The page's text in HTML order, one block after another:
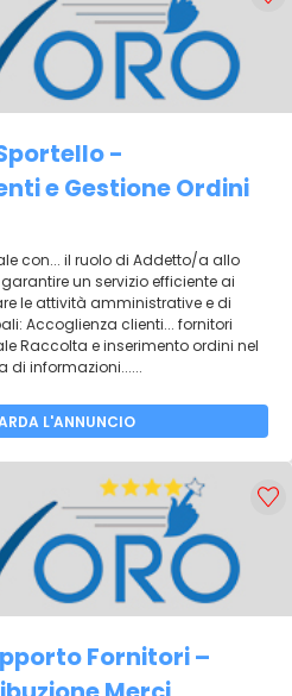
-
e Gestione Ordini
con... il ruolo di Addetto/a allo
un servizio efficiente ai
le attività amministrative e di
Accoglienza clienti... fornitori
Raccolta e inserimento ordini nel
di informazioni......
L'ANNUNCIO
Fornitori –